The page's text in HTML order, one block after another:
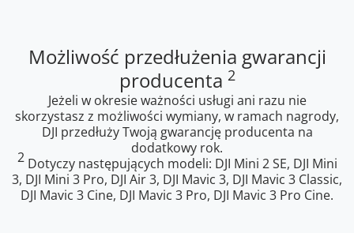
Możliwość przedłużenia gwarancji
producenta 2
Jeżeli w okresie ważności usługi ani razu nie
skorzystasz z możliwości wymiany, w ramach nagrody,
DJI przedłuży Twoją gwarancję producenta na
dodatkowy rok.
2Dotyczy następujących modeli: DJI Mini 2 SE, DJI Mini
3, DJI Mini 3 Pro, DJI Air 3, DJI Mavic 3, DJI Mavic 3 Classic,
DJI Mavic 3 Cine, DJI Mavic 3 Pro, DJI Mavic 3 Pro Cine.